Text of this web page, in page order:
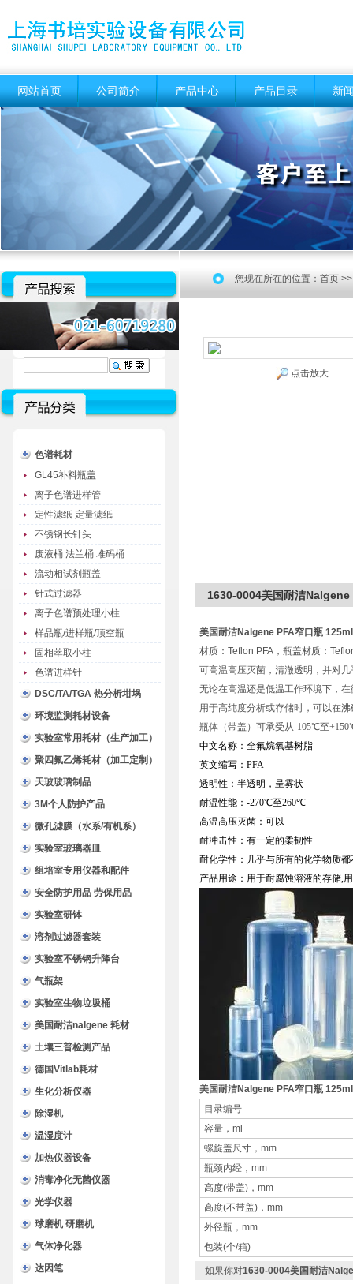
网站首页 公司简介 产品中心 产品目录 新
色谱耗材
GL45补料瓶盖
离子色谱进样管
定性滤纸 定量滤纸
不锈钢长针头
废液桶 法兰桶 堆码桶
流动相试剂瓶盖
针式过滤器
离子色谱预处理小柱
样品瓶/进样瓶/顶空瓶
固相萃取小柱
色谱进样针
DSC/TA/TGA 热分析坩埚
环境监测耗材设备
实验室常用耗材（生产加工）
聚四氟乙烯耗材（加工定制）
天玻玻璃制品
3M个人防护产品
微孔滤膜（水系/有机系）
实验室玻璃器皿
组培室专用仪器和配件
安全防护用品 劳保用品
实验室研钵
溶剂过滤器套装
实验室不锈钢升降台
气瓶架
实验室生物垃圾桶
美国耐洁nalgene 耗材
土壤三普检测产品
德国Vitlab耗材
生化分析仪器
除湿机
温湿度计
加热仪器设备
消毒净化无菌仪器
光学仪器
球磨机 研磨机
气体净化器
达因笔
您现在所在的位置： 首页
点击放大
1630-0004美国耐洁
美国耐洁Nalgene PFA窄口瓶
材质：Teflon PFA，瓶盖材质：
可高温高压灭菌，清澈透明，并对
无论在高温还是低温工作环境下，
用于高纯度分析或存储时，可以在
瓶体（带盖）可承受从-105℃至
中文名称：全氟烷氧基树脂
英文缩写： PFA
透明性：半透明，呈雾状
耐温性能： -270℃至260℃
高温高压灭菌：可以
耐冲击性：有一定的柔韧性
耐化学性：几乎与所有的化学物质
产品用途：用于耐腐蚀溶液的存储,
美国耐洁Nalgene PFA窄口瓶
目录编号
容量，ml
螺旋盖尺寸，mm
瓶颈内经，mm
高度(带盖)，mm
高度(不带盖)，mm
外径瓶，mm
包装(个/箱)
如果你对1630-0004美国耐洁